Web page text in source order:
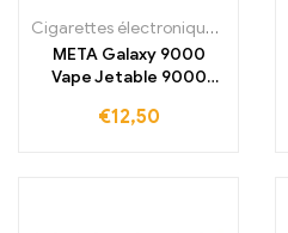
Cigarettes électroniques jetables
META Galaxy 9000
Vape Jetable 9000
€12,50